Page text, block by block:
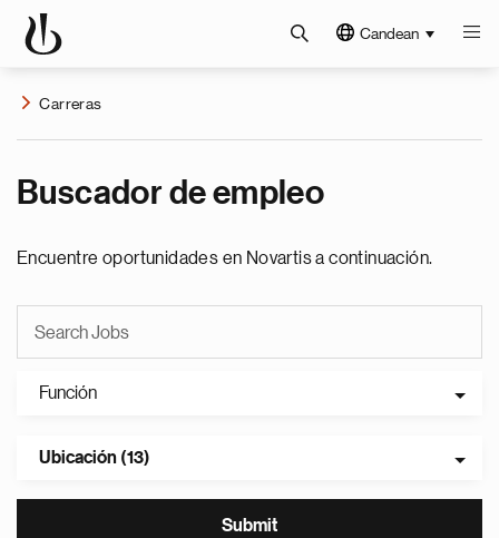
Candean
Carreras
Buscador de empleo
Encuentre oportunidades en Novartis a continuación.
Función
Ubicación (13)